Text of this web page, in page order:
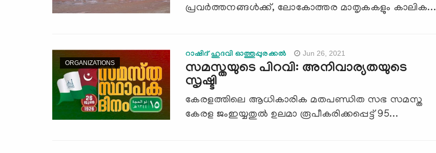
പ്രവര്‍ത്തനങ്ങള്‍ക്ക്, ലോകോത്തര മാതൃകകളും കാലിക...
ORGANIZATIONS
റാഷിദ് ഹുദവി ഓത്തുപ്പുരക്കല്‍ Jun 26, 2021
സമസ്തയുടെ പിറവി: അനിവാര്യതയുടെ
സൃഷ്ടി
കേരളത്തിലെ ആധികാരിക മതപണ്ഡിത സഭ സമസ്ത
കേരള ജംഇയ്യതുല്‍ ഉലമാ രൂപീകരിക്കപ്പെട്ട് 95...